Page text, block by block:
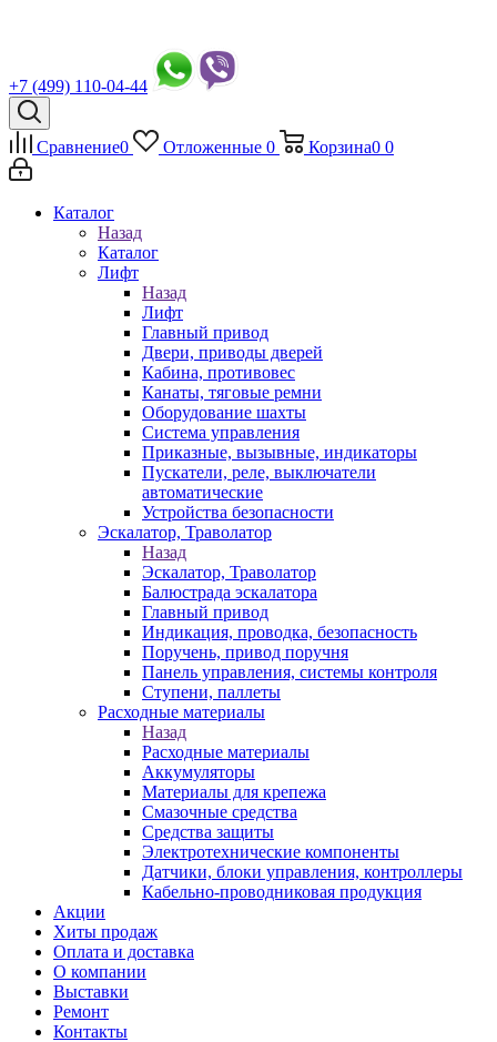
+7 (499) 110-04-44
Сравнение0 Отложенные 0 Корзина0 0
Каталог
Назад
Каталог
Лифт
Назад
Лифт
Главный привод
Двери, приводы дверей
Кабина, противовес
Канаты, тяговые ремни
Оборудование шахты
Система управления
Приказные, вызывные, индикаторы
Пускатели, реле, выключатели
автоматические
Устройства безопасности
Эскалатор, Траволатор
Назад
Эскалатор, Траволатор
Балюстрада эскалатора
Главный привод
Индикация, проводка, безопасность
Поручень, привод поручня
Панель управления, системы контроля
Ступени, паллеты
Расходные материалы
Назад
Расходные материалы
Аккумуляторы
Материалы для крепежа
Смазочные средства
Средства защиты
Электротехнические компоненты
Датчики, блоки управления, контроллеры
Кабельно-проводниковая продукция
Акции
Хиты продаж
Оплата и доставка
О компании
Выставки
Ремонт
Контакты